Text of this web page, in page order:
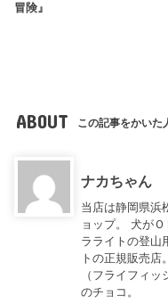
冒険』
ABOUT この記事をかいた
ナカちゃん
当店は静岡県浜
ョップ。 犬が
ラライトの登山
トの正規販売店
（フライフィ
のチョコ。